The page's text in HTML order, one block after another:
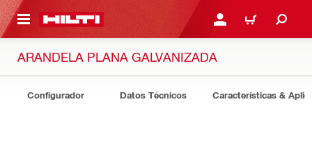
PRINCIPAL INICIE SESIÓN O
CARRITO
ARANDELA PLANA GALVANIZADA
Configurador Datos Técnicos Características &